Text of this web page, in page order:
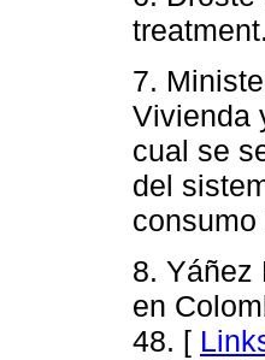
7.
Vivienda
cual se
del
8. Yáñez
en
48. [